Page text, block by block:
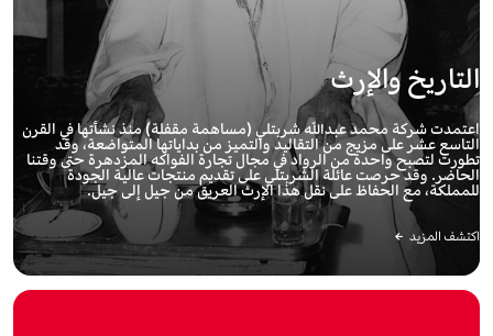
التاريخ والإرث
اعتمدت شركة محمد عبداللّه شربتلي (مساهمة مقفلة) منذ نشأتها في القرن
التاسع عشر على مزيج من التقاليد والتميز من بداياتها المتواضعة، وقد
تطورت لتصبح واحدة من الرواد في مجال تجارة الفواكه المزدهرة حتى وقتنا
الحاضر. وقد حرصت عائلة الشربتلي على تقديم منتجات عالية الجودة
للمملكة، مع الحفاظ على نقل هذا الإرث العريق من جيل إلى جيل.
اكتشف المزيد